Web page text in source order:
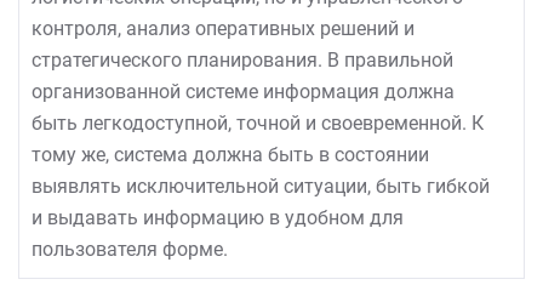
контроля, анализ оперативных решений и
стратегического планирования. В правильной
организованной системе информация должна
быть легкодоступной, точной и своевременной. К
тому же, система должна быть в состоянии
выявлять исключительной ситуации, быть гибкой
и выдавать информацию в удобном для
пользователя форме.